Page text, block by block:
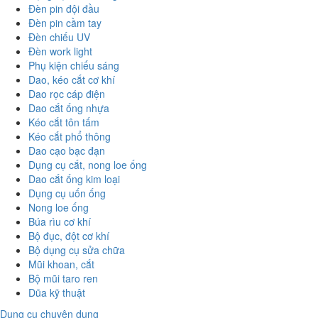
Đèn pin đội đầu
Đèn pin cầm tay
Đèn chiếu UV
Đèn work light
Phụ kiện chiếu sáng
Dao, kéo cắt cơ khí
Dao rọc cáp điện
Dao cắt ống nhựa
Kéo cắt tôn tấm
Kéo cắt phổ thông
Dao cạo bạc đạn
Dụng cụ cắt, nong loe ống
Dao cắt ống kim loại
Dụng cụ uốn ống
Nong loe ống
Búa rìu cơ khí
Bộ đục, đột cơ khí
Bộ dụng cụ sửa chữa
Mũi khoan, cắt
Bộ mũi taro ren
Dũa kỹ thuật
Dụng cụ chuyên dụng